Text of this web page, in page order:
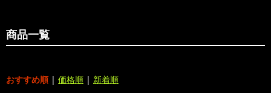
商品一覧
おすすめ順 | 価格順 | 新着順